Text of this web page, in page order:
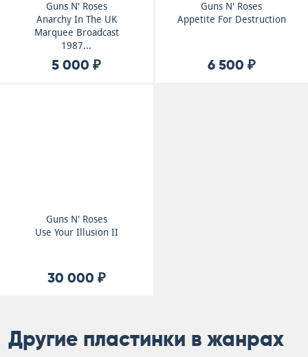
Guns N' Roses
Anarchy In The UK
Marquee Broadcast
1987...
5 000 ₽
Guns N' Roses
Appetite For Destruction
6 500 ₽
Guns N' Roses
Use Your Illusion II
30 000 ₽
Другие пластинки в жанрах